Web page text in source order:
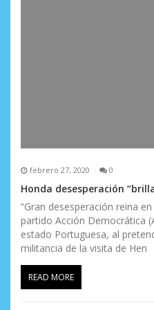
febrero 27, 2020 0
Honda desesperación
“Gran desesperación reina
partido Acción Democrática
estado Portuguesa, al
militancia de la visita de Hen
READ MORE